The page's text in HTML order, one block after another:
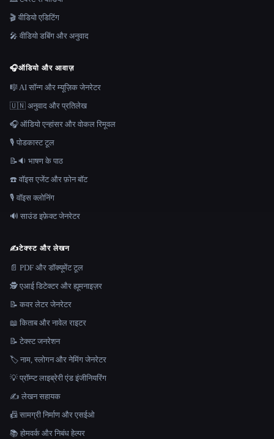
🎬 वीडियो एडिटिंग
🎤 वीडियो डबिंग और अनुवाद
🎧ऑडियो और आवाज़
🎼 AI सॉन्ग और म्यूज़िक जेनरेटर
🇺🇳 अनुवाद और प्रतिलेख
🎧 ऑडियो एन्हांसर और वोकल रिमूवल
🎙️ पोडकास्ट टूल
📝🔉 भाषण के पाठ
☎️ वॉइस एजेंट और फ़ोन बॉट
🎙️ वॉइस क्लोनिंग
🔊 साउंड इफ़ेक्ट जेनरेटर
✍️टेक्स्ट और लेखन
📄 PDF और डॉक्यूमेंट टूल
🕵️ एआई डिटेक्टर और ह्यूमनाइज़र
📝 कवर लेटर जेनरेटर
📖 किताब और नावेल राइटर
📝 टेक्स्ट जनरेशन
🏷️ नाम, स्लोगन और नेमिंग जेनरेटर
💡 प्रॉम्प्ट लाइब्रेरी एंड इंजीनियरिंग
✍️ लेखन सहायक
📠 सामग्री निर्माण और एसईओ
📚 होमवर्क और निबंध हेल्पर